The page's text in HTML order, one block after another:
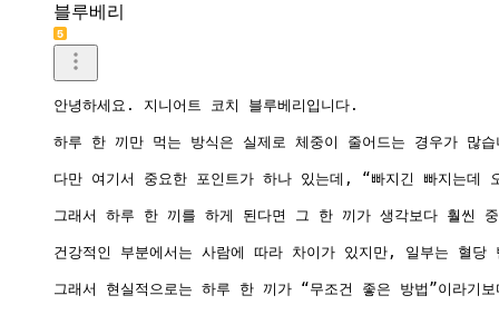
블루베리
안녕하세요. 지니어트 코치 블루베리입니다.
하루 한 끼만 먹는 방식은 실제로 체중이 줄어드는 경우가 많
다만 여기서 중요한 포인트가 하나 있는데, “빠지긴 빠지는
그래서 하루 한 끼를 하게 된다면 그 한 끼가 생각보다 훨씬
건강적인 부분에서는 사람에 따라 차이가 있지만, 일부는 혈
그래서 현실적으로는 하루 한 끼가 “무조건 좋은 방법”이라